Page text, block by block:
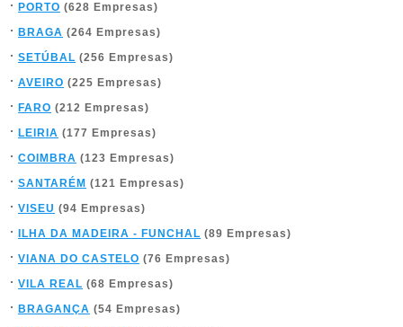
PORTO (628 Empresas)
BRAGA (264 Empresas)
SETÚBAL (256 Empresas)
AVEIRO (225 Empresas)
FARO (212 Empresas)
LEIRIA (177 Empresas)
COIMBRA (123 Empresas)
SANTARÉM (121 Empresas)
VISEU (94 Empresas)
ILHA DA MADEIRA - FUNCHAL (89 Empresas)
VIANA DO CASTELO (76 Empresas)
VILA REAL (68 Empresas)
BRAGANÇA (54 Empresas)